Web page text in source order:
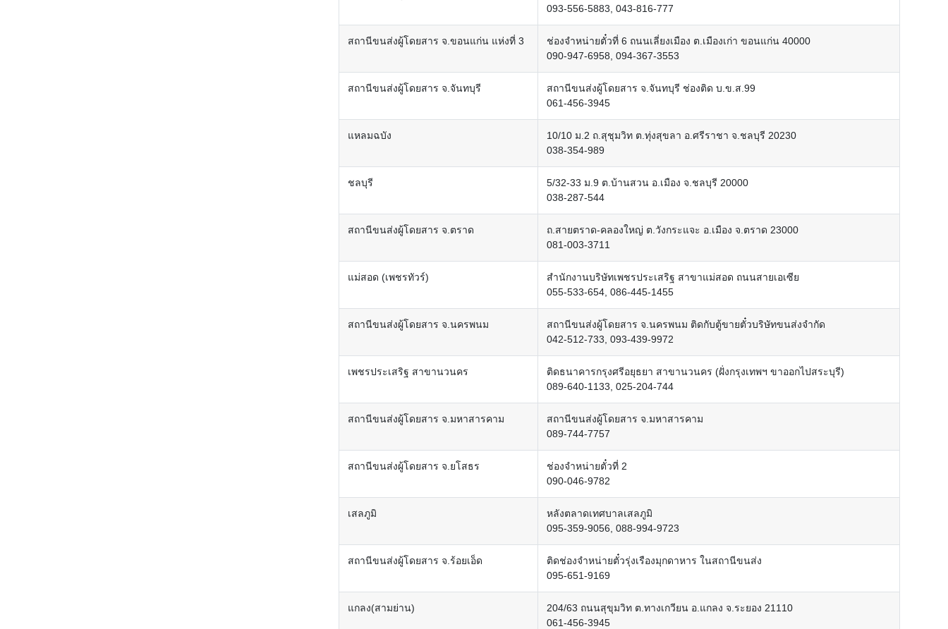
093-556-5883, 043-816-777
สถานีขนส่งผู้โดยสาร จ.ขอนแก่น แห่งที่ 3
ช่องจำหน่ายตั๋วที่ 6 ถนนเลี่ยงเมือง ต.เมืองเก่า ขอนแก่น 40000
090-947-6958, 094-367-3553
สถานีขนส่งผู้โดยสาร จ.จันทบุรี
สถานีขนส่งผู้โดยสาร จ.จันทบุรี ช่องติด บ.ข.ส.99
061-456-3945
แหลมฉบัง
10/10 ม.2 ถ.สุชุมวิท ต.ทุ่งสุขลา อ.ศรีราชา จ.ชลบุรี 20230
038-354-989
ชลบุรี
5/32-33 ม.9 ต.บ้านสวน อ.เมือง จ.ชลบุรี 20000
038-287-544
สถานีขนส่งผู้โดยสาร จ.ตราด
ถ.สายตราด-คลองใหญ่ ต.วังกระแจะ อ.เมือง จ.ตราด 23000
081-003-3711
แม่สอด (เพชรทัวร์)
สำนักงานบริษัทเพชรประเสริฐ สาขาแม่สอด ถนนสายเอเซีย
055-533-654, 086-445-1455
สถานีขนส่งผู้โดยสาร จ.นครพนม
สถานีขนส่งผู้โดยสาร จ.นครพนม ติดกับตู้ขายตั๋วบริษัทขนส่งจำกัด
042-512-733, 093-439-9972
เพชรประเสริฐ สาขานวนคร
ติดธนาคารกรุงศรีอยุธยา สาขานวนคร (ฝั่งกรุงเทพฯ ขาออกไปสระบุรี)
089-640-1133, 025-204-744
สถานีขนส่งผู้โดยสาร จ.มหาสารคาม
สถานีขนส่งผู้โดยสาร จ.มหาสารคาม
089-744-7757
สถานีขนส่งผู้โดยสาร จ.ยโสธร
ช่องจำหน่ายตั๋วที่ 2
090-046-9782
เสลภูมิ
หลังตลาดเทศบาลเสลภูมิ
095-359-9056, 088-994-9723
สถานีขนส่งผู้โดยสาร จ.ร้อยเอ็ด
ติดช่องจำหน่ายตั๋วรุ่งเรืองมุกดาหาร ในสถานีขนส่ง
095-651-9169
แกลง(สามย่าน)
204/63 ถนนสุขุมวิท ต.ทางเกวียน อ.แกลง จ.ระยอง 21110
061-456-3945